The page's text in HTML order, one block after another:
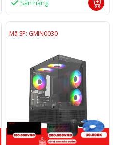
Sẵn hàng
Mã SP: GMIN0030